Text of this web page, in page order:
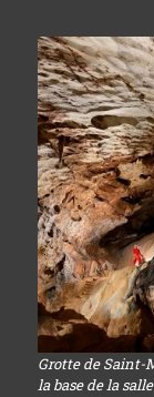
Grotte de Saint-
la base de la